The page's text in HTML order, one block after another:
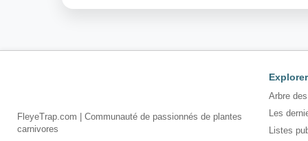
FleyeTrap.com | Communauté de passionnés de plantes
carnivores
Explorer
Arbre
Les
Listes